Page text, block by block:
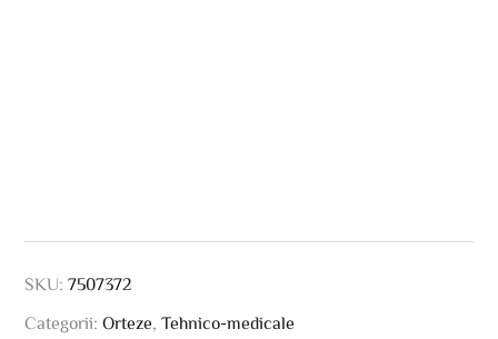
SKU:7507372
Categorii:Orteze ,Tehnico-medicale